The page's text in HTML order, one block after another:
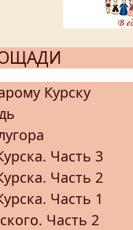
Курску
Часть 3
Часть 2
Часть 1
Часть 2